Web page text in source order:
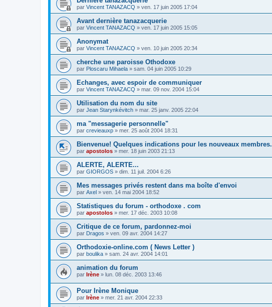
par Vincent TANAZACQ » ven. 17 juin 2005 17:04
Avant dernière tanazacquerie
par Vincent TANAZACQ » ven. 17 juin 2005 15:05
Anonymat
par Vincent TANAZACQ » ven. 10 juin 2005 20:34
cherche une paroisse Othodoxe
par Ploscaru Mihaela » sam. 04 juin 2005 10:29
Echanges, avec espoir de communiquer
par Vincent TANAZACQ » mar. 09 nov. 2004 15:04
Utilisation du nom du site
par Jean Starynkévitch » mar. 25 janv. 2005 22:04
ma "messagerie personnelle"
par crevieauxp » mer. 25 août 2004 18:31
Bienvenue! Quelques indications pour les nouveaux membres.
par apostolos » mer. 18 juin 2003 21:13
ALERTE, ALERTE...
par GIORGOS » dim. 11 juil. 2004 6:26
Mes messages privés restent dans ma boîte d'envoi
par Axel » ven. 14 mai 2004 18:52
Statistiques du forum - orthodoxe . com
par apostolos » mer. 17 déc. 2003 10:08
Critique de ce forum, pardonnez-moi
par Dragos » ven. 09 avr. 2004 14:27
Orthodoxie-online.com ( News Letter )
par boulika » sam. 24 avr. 2004 14:01
animation du forum
par Irène » lun. 08 déc. 2003 13:46
Pour Irène Monique
par Irène » mer. 21 avr. 2004 22:33